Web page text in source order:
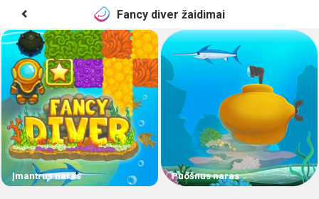
Fancy diver žaidimai
Įmantrus naras Puošnus naras